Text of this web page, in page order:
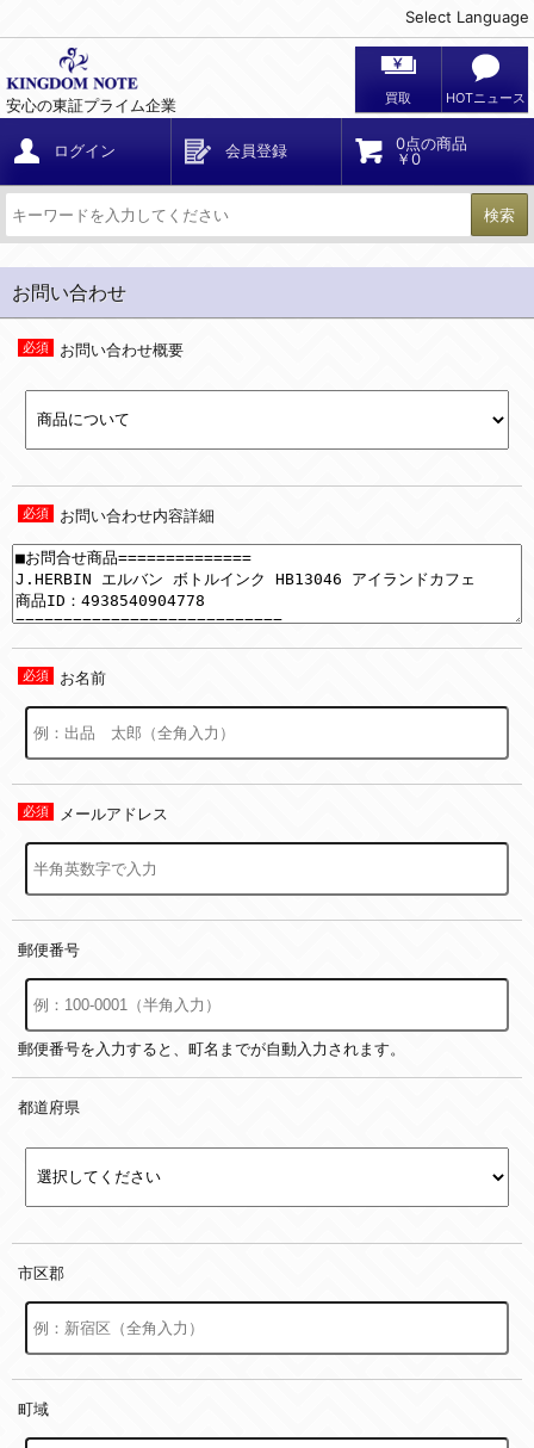
Select Language
安心の東証プライム企業 買取 HOTニュース
ログイン 会員登録
0点の商品
￥0
検索
お問い合わせ
お問い合わせ概要
お問い合わせ内容詳細
お名前
メールアドレス
郵便番号
郵便番号を入力すると、町名までが自動入力されます。
都道府県
市区郡
町域